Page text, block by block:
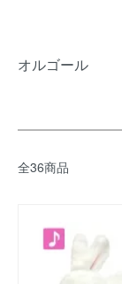
オルゴール
全36商品